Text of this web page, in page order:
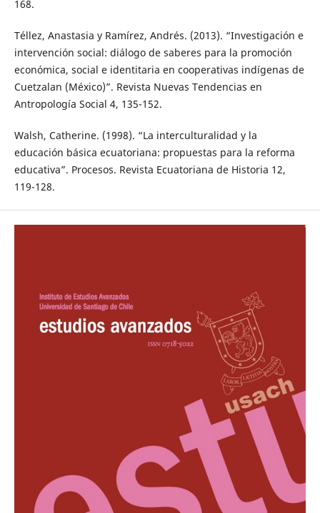
168.
Téllez, Anastasia y Ramírez, Andrés. (2013). “Investigación e
intervención social: diálogo de saberes para la promoción
económica, social e identitaria en cooperativas indígenas de
Cuetzalan (México)”. Revista Nuevas Tendencias en
Antropología Social 4, 135-152.
Walsh, Catherine. (1998). “La interculturalidad y la
educación básica ecuatoriana: propuestas para la reforma
educativa”. Procesos. Revista Ecuatoriana de Historia 12,
119-128.